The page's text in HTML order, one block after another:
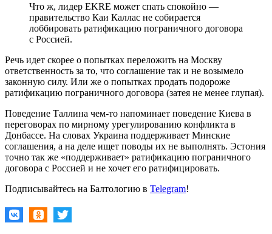
Что ж, лидер EKRE может спать спокойно —
правительство Каи Каллас не собирается
лоббировать ратификацию пограничного договора
с Россией.
Речь идет скорее о попытках переложить на Москву
ответственность за то, что соглашение так и не возымело
законную силу. Или же о попытках продать подороже
ратификацию пограничного договора (затея не менее глупая).
Поведение Таллина чем-то напоминает поведение Киева в
переговорах по мирному урегулированию конфликта в
Донбассе. На словах Украина поддерживает Минские
соглашения, а на деле ищет поводы их не выполнять. Эстония
точно так же «поддерживает» ратификацию пограничного
договора с Россией и не хочет его ратифицировать.
Подписывайтесь на Балтологию в Telegram!